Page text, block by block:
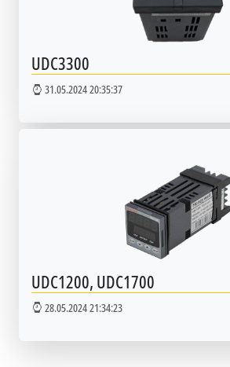
UDC3300
31.05.2024 20:35:37
UDC1200, UDC1700
28.05.2024 21:34:23